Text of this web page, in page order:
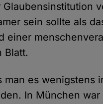
Glaubensinstitution
sein sollte als
einer
Blatt.
man es wenigstens
In München